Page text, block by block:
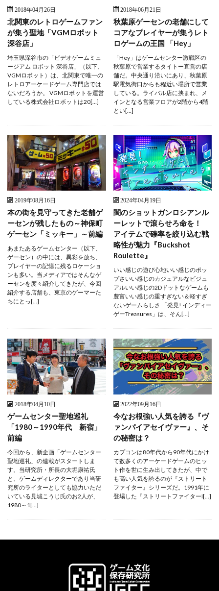
2018年04月26日
北関東のレトロゲームファン
が集う聖地「VGMロボット
深谷店」
埼玉県深谷市の「ビデオゲームミュ
ージアム ロボット 深谷店」（以下、
VGMロボット）は、北関東で唯一の
レトロアーケードゲーム専門店では
ないだろうか。 VGMロボットを運営
している株式会社ロボットは20[…]
2018年06月21日
秋葉原ゲーセンの老舗にして
コアなプレイヤーが集うレト
ロゲームの王国 「Hey」
「Hey」はゲームセンター激戦区の
秋葉原で営業するタイトー直営の店
舗だ。中央通り沿いにあり、秋葉原
駅電気街口からも程近い場所で営業
している。ライバル店に挟まれ、メ
インとなる営業フロアが2階から4階
とい[…]
2019年08月16日
本の街を見守ってきた老舗ゲ
ーセンが残したもの～神保町
ゲーセン「ミッキー」～前編
あまたあるゲームセンター（以下、
ゲーセン）の中には、異彩を放ち、
プレイヤーの記憶に残るロケーショ
ンも多い。当メディアではそんなゲ
ーセンを度々紹介してきたが、今回
紹介する店舗も、東京のゲーマーた
ちにとっ[…]
2024年04月19日
闇のショットガンロシアンル
ーレットで滾らせろ命を！
アイテムで確率を絞り込む戦
略性が魅力『Buckshot
Roulette』
いい感じの遊び心地いい感じのポッ
プさいい感じのカジュアルなビジュ
アルいい感じの2Dドットなゲームも
豊富いい感じの重すぎない＆軽すぎ
ないゲームらしさ 「発見! インディー
ゲーTreasures」は、そん[…]
2018年04月10日
ゲームセンター聖地巡礼
「1980～1990年代 新宿」
前編
今回から、新企画「ゲームセンター
聖地巡礼」の連載がスタートしま
す。当研究所・所長の大堀康祐氏
と、ゲームディレクターであり当研
究所のライターとしても協力いただ
いている見城こうじ氏のお2人が、
1980～1[…]
2022年09月16日
今なお根強い人気を誇る『ヴ
ァンパイアセイヴァー』、そ
の秘密は？
カプコンは80年代から90年代にかけ
て数多くのアーケードゲームのヒッ
ト作を世に生み出してきたが、中で
も高い人気を誇るのが『ストリート
ファイター』シリーズだ。1991年に
登場した『ストリートファイターI[…]